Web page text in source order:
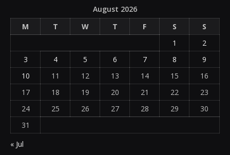
August 2026
M
T W T F S
S
1
2
3
4 5 6 7 8
9
10
11 12 13 14 15
16
17
18 19 20 21 22
23
24
25 26 27 28 29
30
31
« Jul